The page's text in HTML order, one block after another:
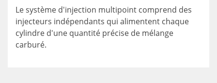
Le système d'injection multipoint comprend des
injecteurs indépendants qui alimentent chaque
cylindre d'une quantité précise de mélange
carburé.
que les bateaux équipés de horsbord à hélice
traditionnels